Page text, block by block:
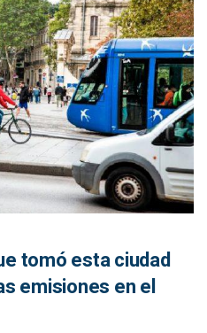
tomó esta ciudad
emisiones en el